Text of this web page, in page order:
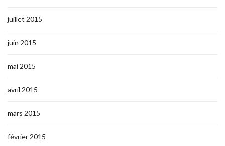
juillet 2015
juin 2015
mai 2015
avril 2015
mars 2015
février 2015